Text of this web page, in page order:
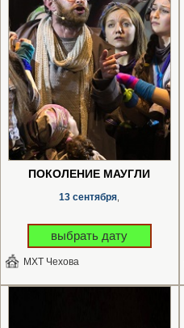
ПОКОЛЕНИЕ МАУГЛИ
13 сентября
выбрать дату
МХТ Чехова